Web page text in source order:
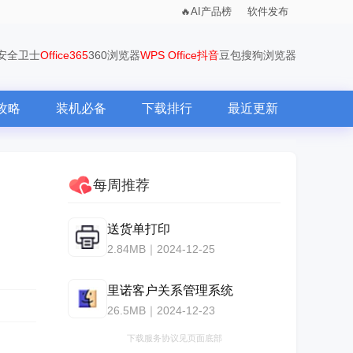
AI产品榜 软件发布
全卫士Office365360浏览器WPS Office抖音豆包搜狗浏览器
略 装机必备 下载排行 最近更新
每周推荐
送货单打印
2.84MB｜2024-12-25
里诺客户关系管理系统
26.5MB｜2024-12-23
下载服务协议见页面底部